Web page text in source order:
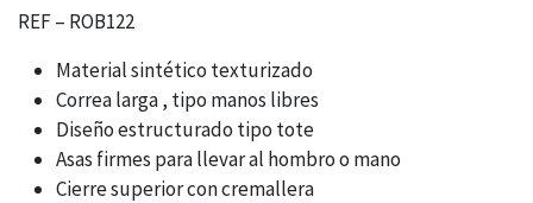
REF – ROB122
Material sintético texturizado
Correa larga , tipo manos libres
Diseño estructurado tipo tote
Asas firmes para llevar al hombro o mano
Cierre superior con cremallera